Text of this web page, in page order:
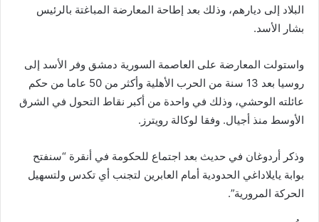
البلاد إلى ديارهم، وذلك بعد إطاحة المعارضة المباغتة بالرئيس
بشار الأسد.
واستولت المعارضة على العاصمة السورية دمشق وفر الأسد إلى
روسيا بعد 13 سنة من الحرب الأهلية وأكثر من 50 عاما من حكم
عائلته الوحشي، وذلك في واحدة من أكبر نقاط التحول في الشرق
الأوسط منذ أجيال. وفقا لوكالة رويترز.
وذكر أردوغان في حديث بعد اجتماع للحكومة في أنقرة “سنفتح
بوابة يايلاداغي الحدودية أمام العابرين لتجنب أي تكدس ولتسهيل
الحركة المرورية”.